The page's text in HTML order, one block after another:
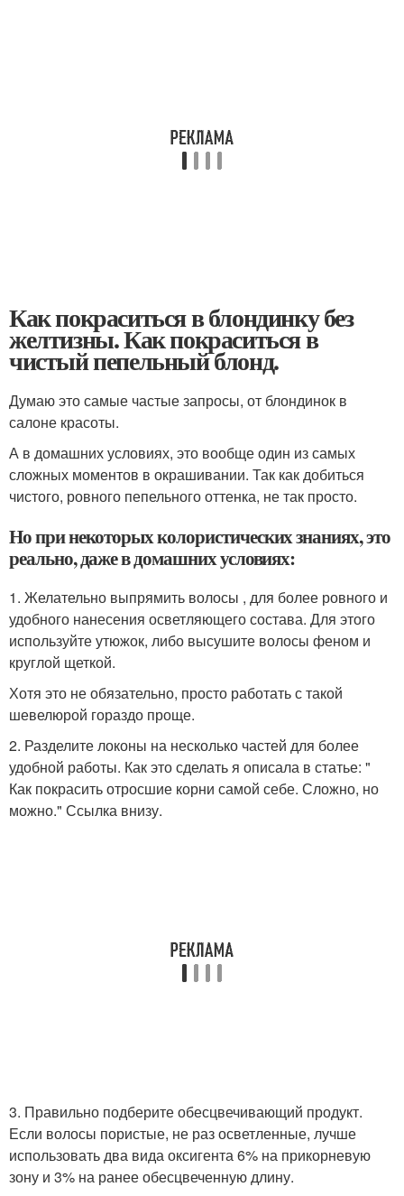
Как покраситься в блондинку без
желтизны. Как покраситься в
чистый пепельный блонд.
Думаю это самые частые запросы, от блондинок в
салоне красоты.
А в домашних условиях, это вообще один из самых
сложных моментов в окрашивании. Так как добиться
чистого, ровного пепельного оттенка, не так просто.
Но при некоторых колористических знаниях, это
реально, даже в домашних условиях:
1. Желательно выпрямить волосы , для более ровного и
удобного нанесения осветляющего состава. Для этого
используйте утюжок, либо высушите волосы феном и
круглой щеткой.
Хотя это не обязательно, просто работать с такой
шевелюрой гораздо проще.
2. Разделите локоны на несколько частей для более
удобной работы. Как это сделать я описала в статье: "
Как покрасить отросшие корни самой себе. Сложно, но
можно." Ссылка внизу.
3. Правильно подберите обесцвечивающий продукт.
Если волосы пористые, не раз осветленные, лучше
использовать два вида оксигента 6% на прикорневую
зону и 3% на ранее обесцвеченную длину.